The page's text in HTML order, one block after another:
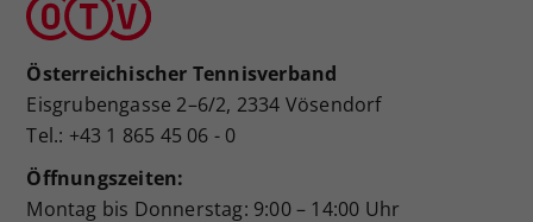
Österreichischer Tennisverband
Eisgrubengasse 2–6/2, 2334 Vösendorf
Tel.: +43 1 865 45 06 - 0
Öffnungszeiten:
Montag bis Donnerstag: 9:00 – 14:00 Uhr